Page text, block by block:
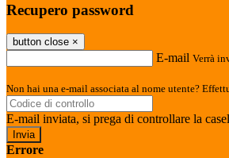
Recupero password
button close ×
E-mail Verrà
Non hai una e-mail associata al nome utente?
E-mail inviata, si prega di controllare la
Errore